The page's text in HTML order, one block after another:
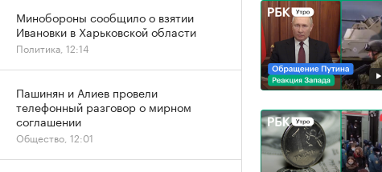
Минобороны сообщило о взятии
Ивановки в Харьковской области
Политика, 12:14
Пашинян и Алиев провели
телефонный разговор о мирном
соглашении
Общество, 12:01